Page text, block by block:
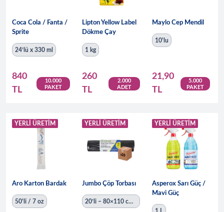
Coca Cola / Fanta /
Sprite
24’lü x 330 ml
840
TL
10.000
PAKET
Lipton Yellow Label
Dökme Çay
1 kg
260
TL
2.000
ADET
Maylo Cep Mendil
10'lu
21,90
TL
5.000
PAKET
YERLI ÜRETIM
Aro Karton Bardak
50'li / 7 oz
YERLI ÜRETIM
Jumbo Çöp Torbası
20’li – 80×110 cm
YERLI ÜRETIM
Asperox Sarı Güç /
Mavi Güç